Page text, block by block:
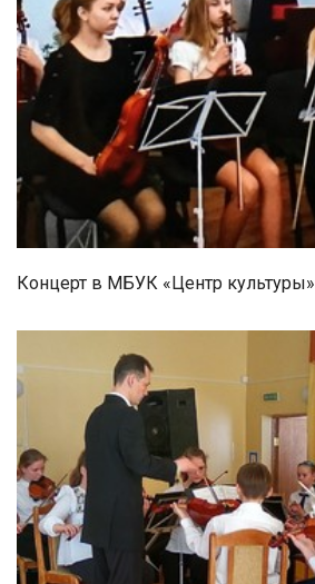
Концерт в МБУК «Центр культуры»